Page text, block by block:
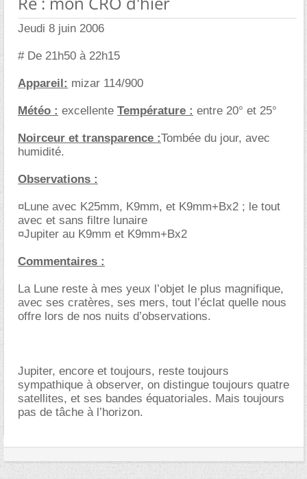
Jeudi 8 juin 2006
# De 21h50 à 22h15
Appareil: mizar 114/900
Météo : excellente Température : entre 20° et 25°
Noirceur et transparence :Tombée du jour, avec
humidité.
Observations :
¤Lune avec K25mm, K9mm, et K9mm+Bx2 ; le tout
avec et sans filtre lunaire
¤Jupiter au K9mm et K9mm+Bx2
Commentaires :
La Lune reste à mes yeux l’objet le plus magnifique,
avec ses cratères, ses mers, tout l’éclat quelle nous
offre lors de nos nuits d’observations.
Jupiter, encore et toujours, reste toujours
sympathique à observer, on distingue toujours quatre
satellites, et ses bandes équatoriales. Mais toujours
pas de tâche à l’horizon.